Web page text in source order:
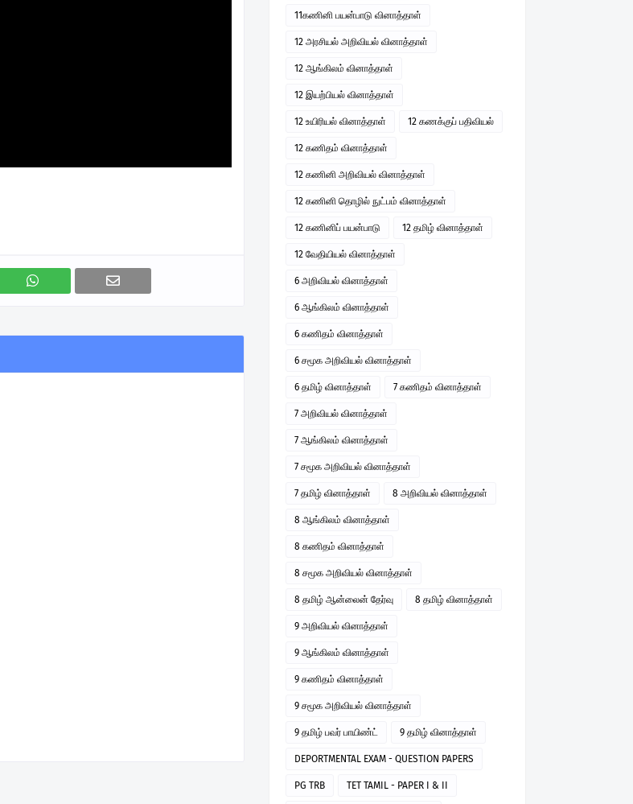
11கணினி பயன்பாடு வினாத்தாள்
12 அரசியல் அறிவியல் வினாத்தாள்
12 ஆங்கிலம் வினாத்தாள்
12 இயற்பியல் வினாத்தாள்
12 உயிரியல் வினாத்தாள் 12 கணக்குப் பதிவியல்
12 கணிதம் வினாத்தாள்
12 கணினி அறிவியல் வினாத்தாள்
12 கணினி தொழில் நுட்பம் வினாத்தாள்
12 கணினிப் பயன்பாடு 12 தமிழ் வினாத்தாள்
12 வேதியியல் வினாத்தாள்
6 அறிவியல் வினாத்தாள்
6 ஆங்கிலம் வினாத்தாள்
6 கணிதம் வினாத்தாள்
6 சமூக அறிவியல் வினாத்தாள்
6 தமிழ் வினாத்தாள் 7 கணிதம் வினாத்தாள்
7 அறிவியல் வினாத்தாள்
7 ஆங்கிலம் வினாத்தாள்
7 சமூக அறிவியல் வினாத்தாள்
7 தமிழ் வினாத்தாள் 8 அறிவியல் வினாத்தாள்
8 ஆங்கிலம் வினாத்தாள்
8 கணிதம் வினாத்தாள்
8 சமூக அறிவியல் வினாத்தாள்
8 தமிழ் ஆன்லைன் தேர்வு 8 தமிழ் வினாத்தாள்
9 அறிவியல் வினாத்தாள்
9 ஆங்கிலம் வினாத்தாள்
9 கணிதம் வினாத்தாள்
9 சமூக அறிவியல் வினாத்தாள்
9 தமிழ் பவர் பாயிண்ட் 9 தமிழ் வினாத்தாள்
DEPORTMENTAL EXAM - QUESTION PAPERS
PG TRB TET TAMIL - PAPER I & II